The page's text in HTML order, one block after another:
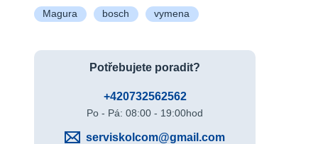
Magura bosch vymena
Potřebujete poradit?
+420732562562
Po - Pá: 08:00 - 19:00hod
serviskolcom@gmail.com